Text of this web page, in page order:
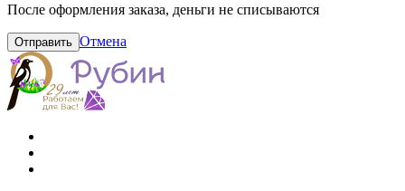
После оформления заказа, деньги не списываются
Отправить Отмена